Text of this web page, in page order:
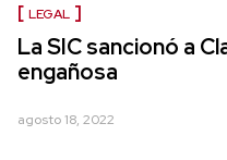
LEGAL
La SIC sancionó a
engañosa
agosto 18, 2022